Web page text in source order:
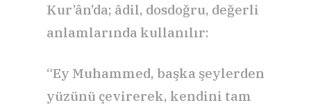
Kur’ân’da; âdil, dosdoğru, değerli
anlamlarında kullanılır:
“Ey Muhammed, başka şeylerden
yüzünü çevirerek, kendini tam